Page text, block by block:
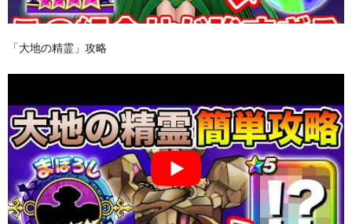
「大地の精霊」攻略